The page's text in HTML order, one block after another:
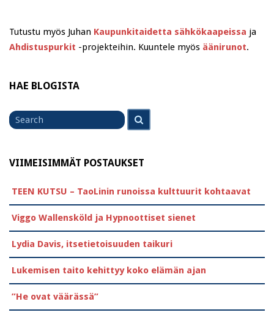
Tutustu myös Juhan Kaupunkitaidetta sähkökaapeissa ja
Ahdistuspurkit -projekteihin. Kuuntele myös äänirunot.
HAE BLOGISTA
Search
for
VIIMEISIMMÄT POSTAUKSET
TEEN KUTSU – TaoLinin runoissa kulttuurit kohtaavat
Viggo Wallensköld ja Hypnoottiset sienet
Lydia Davis, itsetietoisuuden taikuri
Lukemisen taito kehittyy koko elämän ajan
”He ovat väärässä”